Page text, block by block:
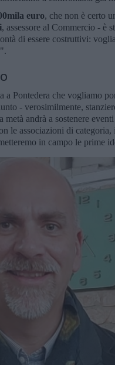
euro, che non è certo
, assessore al Commercio - è
di essere costruttivi:
a Pontedera che vogliamo
- verosimilmente,
andrà a sostenere eventi
le associazioni di
in campo le prime